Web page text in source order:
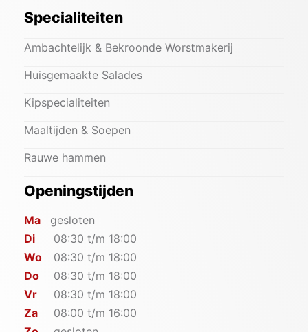
Specialiteiten
Ambachtelijk & Bekroonde Worstmakerij
Huisgemaakte Salades
Kipspecialiteiten
Maaltijden & Soepen
Rauwe hammen
Openingstijden
Ma
gesloten
Di
08:30 t/m 18:00
Wo
08:30 t/m 18:00
Do
08:30 t/m 18:00
Vr
08:30 t/m 18:00
Za
08:00 t/m 16:00